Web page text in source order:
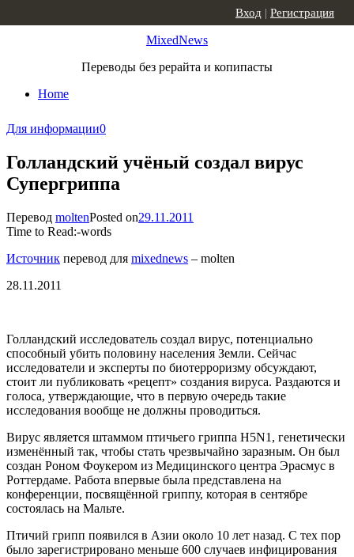
MixedNews
Переводы без рерайта и копипасты
Home
Вход | Регистрация
Для информации0
Голландский учёный создал вирус
Супергриппа
Перевод moltenPosted on29.11.2011
Time to Read:-words
Источник перевод для mixednews – molten
28.11.2011
Голландский исследователь создал вирус, потенциально
способный убить половину населения Земли. Сейчас
исследователи и эксперты по биотерроризму обсуждают,
стоит ли публиковать «рецепт» создания вируса. Раздаются и
голоса, утверждающие, что в первую очередь такие
исследования вообще не должны проводиться.
Вирус является штаммом птичьего гриппа H5N1, генетически
изменённый так, чтобы стать чрезвычайно заразным. Он был
создан Роном Фоукером из Медицинского центра Эрасмус в
Роттердаме. Работа впервые была представлена ​​на
конференции, посвящённой гриппу, которая в сентябре
состоялась на Мальте.
Птичий грипп появился в Азии около 10 лет назад. С тех пор
было зарегистрировано меньше 600 случаев инфицирования